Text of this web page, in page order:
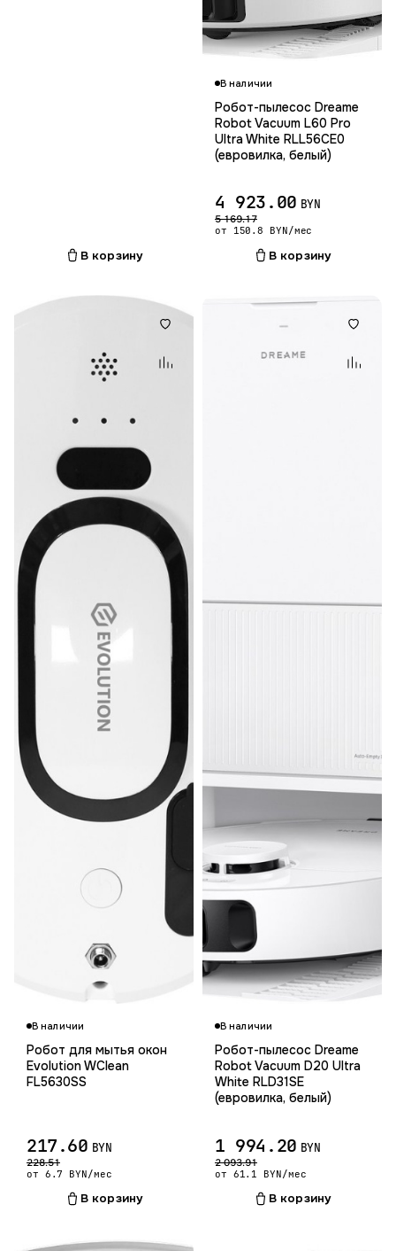
В корзину
В наличии
Робот-пылесос Dreame
Robot Vacuum L60 Pro
Ultra White RLL56CE0
(евровилка, белый)
4 923.00 BYN
5 169.17
от 150.8 BYN/мес
В корзину
Гарантия 12 мес.
В наличии
Робот для мытья окон
Evolution WClean
FL5630SS
217.60 BYN
228.51
от 6.7 BYN/мес
В корзину
В наличии
Робот-пылесос Dreame
Robot Vacuum D20 Ultra
White RLD31SE
(евровилка, белый)
1 994.20 BYN
2 093.91
от 61.1 BYN/мес
В корзину